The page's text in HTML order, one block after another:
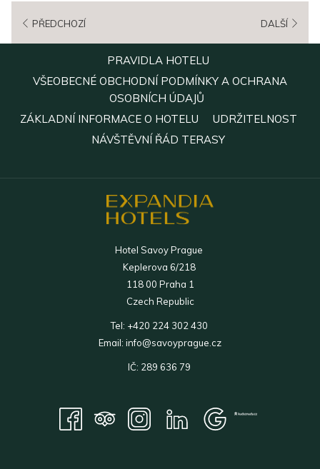
PŘEDCHOZÍ DALŠÍ
PRAVIDLA HOTELU
SE
NOVÉM
VŠEOBECNÉ OBCHODNÍ PODMÍNKY A OCHRANA
OSOBNÍCH ÚDAJŮOTEVŘE
SE
ZÁKLADNÍ INFORMACE O HOTELUOTEVŘE
SE
UDRŽITELNOST
NÁVŠTĚVNÍ ŘÁD TERASYOTEVŘE
Hotel Savoy Prague
Keplerova 6/218
118 00 Praha 1
Czech Republic
Tel: +420 224 302 430
Email: info@savoyprague.cz
IČ: 289 636 79